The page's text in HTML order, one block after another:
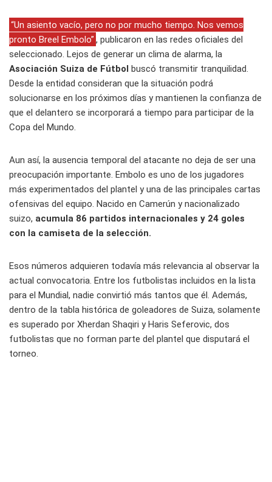
“Un asiento vacío, pero no por mucho tiempo. Nos vemos
pronto Breel Embolo” , publicaron en las redes oficiales del
seleccionado. Lejos de generar un clima de alarma, la
Asociación Suiza de Fútbol buscó transmitir tranquilidad.
Desde la entidad consideran que la situación podrá
solucionarse en los próximos días y mantienen la confianza de
que el delantero se incorporará a tiempo para participar de la
Copa del Mundo.
Aun así, la ausencia temporal del atacante no deja de ser una
preocupación importante. Embolo es uno de los jugadores
más experimentados del plantel y una de las principales cartas
ofensivas del equipo. Nacido en Camerún y nacionalizado
suizo, acumula 86 partidos internacionales y 24 goles
con la camiseta de la selección.
Esos números adquieren todavía más relevancia al observar la
actual convocatoria. Entre los futbolistas incluidos en la lista
para el Mundial, nadie convirtió más tantos que él. Además,
dentro de la tabla histórica de goleadores de Suiza, solamente
es superado por Xherdan Shaqiri y Haris Seferovic, dos
futbolistas que no forman parte del plantel que disputará el
torneo.